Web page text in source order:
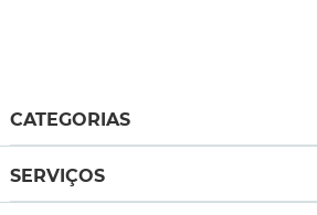
CATEGORIAS
SERVIÇOS